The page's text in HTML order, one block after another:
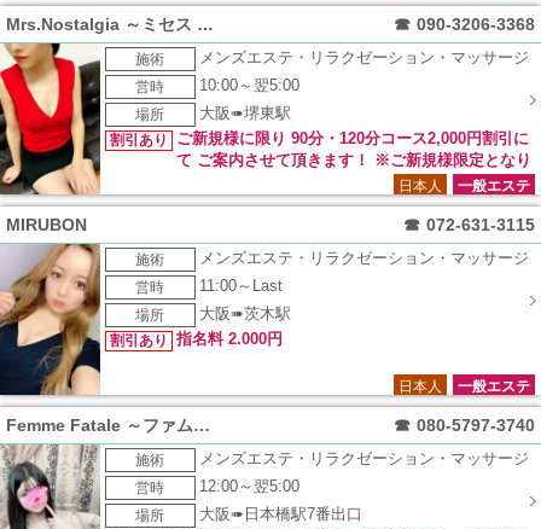
Mrs.Nostalgia ～ミセス ノスタルジー～ ☎ 090-3206-3368
施術
メンズエステ・リラクゼーション・マッサージ
営時
10:00～翌5:00
場所
大阪➠堺東駅
割引あり
ご新規様に限り 90分・120分コース2,000円割引に
て ご案内させて頂きます！ ※ご新規様限定となり
ます ※他の割引等と併用不可 ※フリー限定コースになります
一般エステ
日本人
MIRUBON ☎ 072-631-3115
施術
メンズエステ・リラクゼーション・マッサージ
営時
11:00～Last
場所
大阪➠茨木駅
割引あり
指名料 2.000円
一般エステ
日本人
Femme Fatale ～ファムファタール～ ☎ 080-5797-3740
施術
メンズエステ・リラクゼーション・マッサージ
営時
12:00～翌5:00
場所
大阪➠日本橋駅7番出口